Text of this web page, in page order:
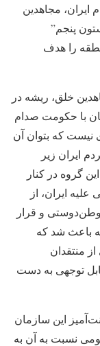
ایران، مجاهدین
پنجم”
را هدف
خلق، ریشه در
با حکومت صدام
نیست که بتوان آن
ایران زیر
گروه در کنار
ایران، از
و قرار
باعث شد که
منتقدان
توجهی به دست
این سازمان
نسبت به آن به